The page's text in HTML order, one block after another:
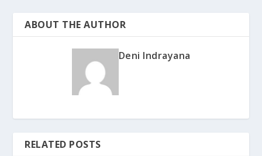
ABOUT THE AUTHOR
Deni Indrayana
RELATED POSTS